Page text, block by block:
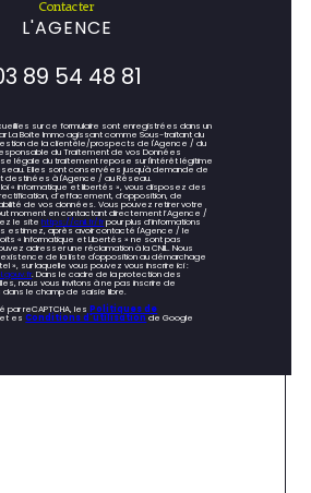
contacter
L'AGENCE
89 54 48 81
sur ce formulaire sont enregistrées dans un
La Boite Immo agissant comme Sous-traitant du
de la clientèle/prospects de l'Agence / du
du Traitement de vos Données
légale du traitement repose sur l'intérêt légitime
Elles sont conservées jusqu'à demande de
destinées à l'Agence / au Réseau.
« informatique et libertés », vous disposez des
d’effacement, d’opposition, de
de vos données. Vous pouvez retirer votre
moment en contactant directement l’Agence /
le sitehttps://cnil.fr/frpour plus d’informations
estimez, après avoir contacté l'Agence / le
« Informatique et Libertés » ne sont pas
adresser une réclamation à la CNIL. Nous
de la liste d'opposition au démarchage
», sur laquelle vous pouvez vous inscrire ici :
. Dans le cadre de la protection des
nous vous invitons à ne pas inscrire de
le champ de saisie libre.
reCAPTCHA, lesPolitiques de
esConditions d'utilisationde Google